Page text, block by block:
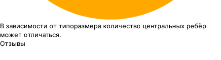
В зависимости от типоразмера количество центральных ребёр
может отличаться.
Отзывы